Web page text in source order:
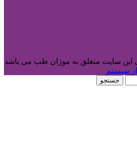
این سایت متعلق به موژان طب می باشد
سیستم
جستجو